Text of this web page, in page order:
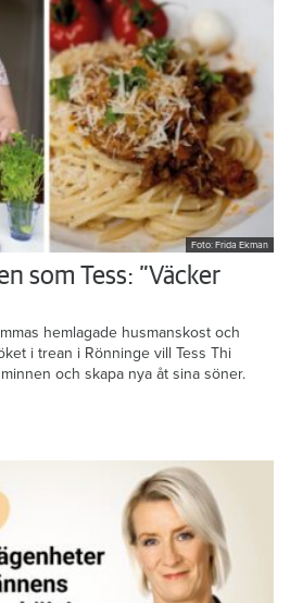
Foto: Frida Ekman
som Tess: ”Väcker
hemlagade husmanskost och
i trean i Rönninge vill Tess Thi
och skapa nya åt sina söner.